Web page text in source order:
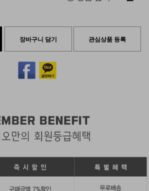
장바구니 담기 관심상품 등록